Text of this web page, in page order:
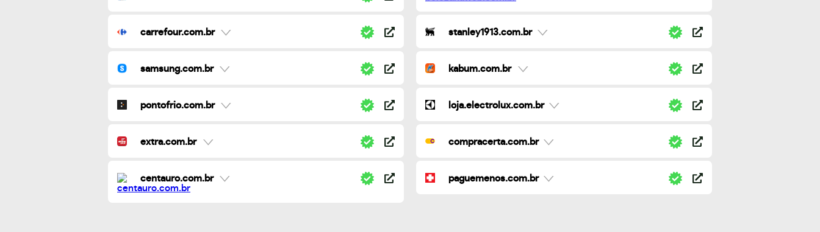
carrefour.com.br
samsung.com.br
pontofrio.com.br
extra.com.br
centauro.com.br
stanley1913.com.br
kabum.com.br
loja.electrolux.com.br
compracerta.com.br
paguemenos.com.br